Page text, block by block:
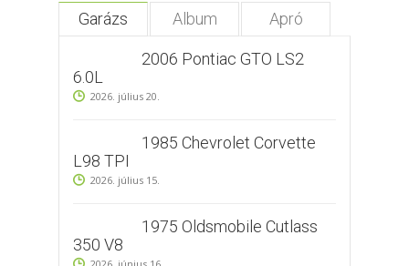
Garázs Album Apró
2006 Pontiac GTO LS2
6.0L
2026. július 20.
1985 Chevrolet Corvette
L98 TPI
2026. július 15.
1975 Oldsmobile Cutlass
350 V8